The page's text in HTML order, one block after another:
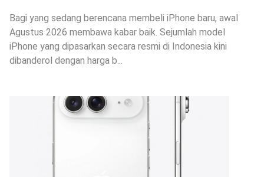
Bagi yang sedang berencana membeli iPhone baru, awal
Agustus 2026 membawa kabar baik. Sejumlah model
iPhone yang dipasarkan secara resmi di Indonesia kini
dibanderol dengan harga b...